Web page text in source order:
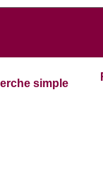
simple